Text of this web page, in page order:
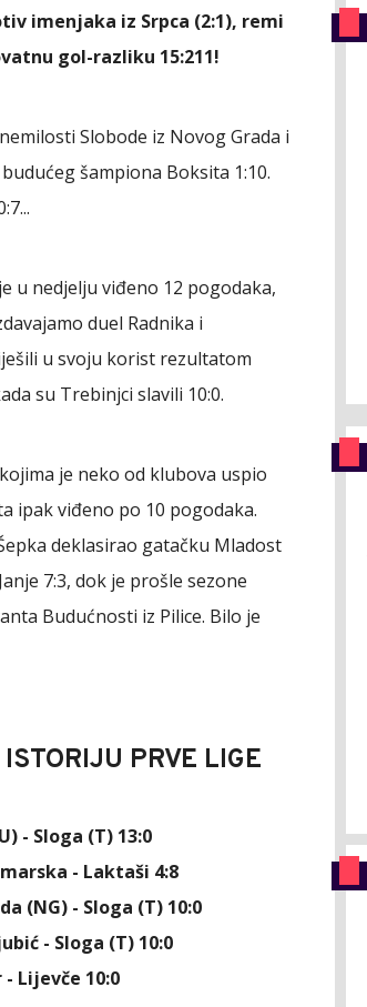
imenjaka iz Srpca (2:1), remi
gol-razliku 15:211!
Slobode iz Novog Grada i
šampiona Boksita 1:10.
u nedjelju viđeno 12 pogodaka,
duel Radnika i
u svoju korist rezultatom
su Trebinjci slavili 10:0.
je neko od klubova uspio
ipak viđeno po 10 pogodaka.
deklasirao gatačku Mladost
7:3, dok je prošle sezone
Budućnosti iz Pilice. Bilo je
PRVE LIGE
- Sloga (T) 13:0
- Laktaši 4:8
(NG) - Sloga (T) 10:0
- Sloga (T) 10:0
Lijevče 10:0